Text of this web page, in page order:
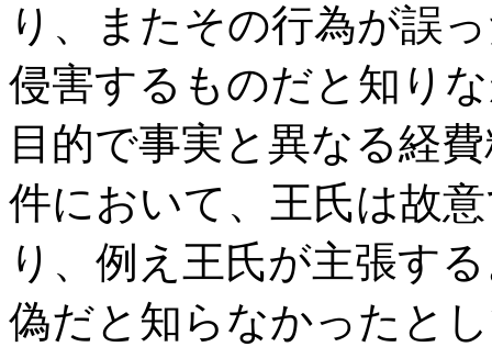
り、またその行為が誤
侵害するものだと知り
目的で事実と異なる経
件において、王氏は故
り、例え王氏が主張す
偽だと知らなかったと